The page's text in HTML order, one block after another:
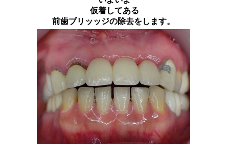
仮着してある
前歯ブリッッジの除去をします。